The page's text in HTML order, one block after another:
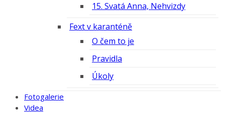
15. Svatá Anna, Nehvizdy
Fext v karanténě
O čem to je
Pravidla
Úkoly
Fotogalerie
Videa